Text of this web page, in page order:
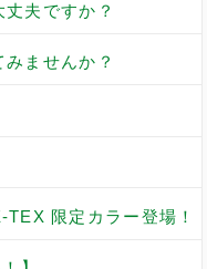
夫ですか？
ませんか？
限定カラー登場！